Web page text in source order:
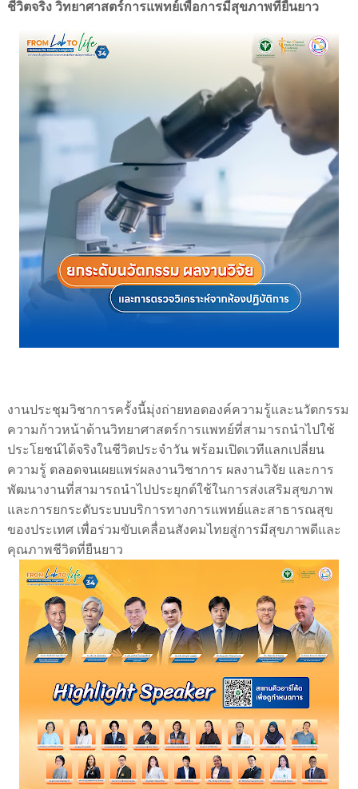
ชีวิตจริงวิทยาศาสตร์การแพทย์เพื่อการมีสุขภาพที่ยืนยาว
งานประชุมวิชาการครั้งนี้มุ่งถ่ายทอดองค์ความรู้และนวัตกรรม
ความก้าวหน้าด้านวิทยาศาสตร์การแพทย์ที่สามารถนำไปใช้
ประโยชน์ได้จริงในชีวิตประจำวัน พร้อมเปิดเวทีแลกเปลี่ยน
ความรู้ ตลอดจนเผยแพร่ผลงานวิชาการ ผลงานวิจัย และการ
พัฒนางานที่สามารถนำไปประยุกต์ใช้ในการส่งเสริมสุขภาพ
และการยกระดับระบบบริการทางการแพทย์และสาธารณสุข
ของประเทศ เพื่อร่วมขับเคลื่อนสังคมไทยสู่การมีสุขภาพดีและ
คุณภาพชีวิตที่ยืนยาว